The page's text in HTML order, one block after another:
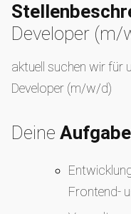
Developer (m/
aktuell suchen wir für
Developer (m/w/d)
Deine
Frontend-